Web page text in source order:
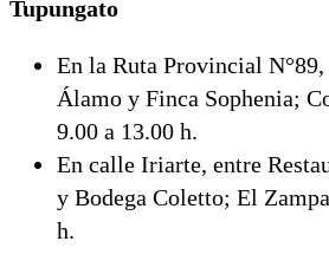
Tupungato
En la Ruta Provincial
Álamo y Finca Sophenia;
9.00 a 13.00 h.
En calle Iriarte, entre
y Bodega Coletto; El
h.